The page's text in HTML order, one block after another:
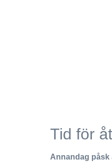
Tid för
Annandag påsk